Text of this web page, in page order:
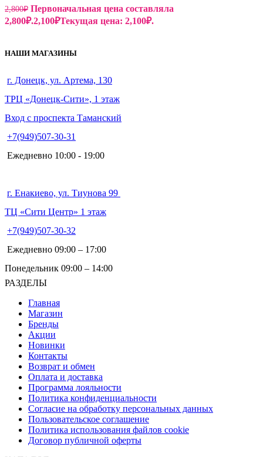
2,800₽ Первоначальная цена составляла
2,800₽.2,100₽Текущая цена: 2,100₽.
НАШИ МАГАЗИНЫ
г. Донецк, ул. Артема, 130
ТРЦ «Донецк-Сити», 1 этаж
Вход с проспекта Таманский
+7(949)507-30-31
Ежедневно 10:00 - 19:00
г. Енакиево, ул. Тиунова 99
ТЦ «Сити Центр» 1 этаж
+7(949)507-30-32
Ежедневно 09:00 – 17:00
Понедельник 09:00 – 14:00
РАЗДЕЛЫ
Главная
Магазин
Бренды
Акции
Новинки
Контакты
Возврат и обмен
Оплата и доставка
Программа лояльности
Политика конфиденциальности
Согласие на обработку персональных данных
Пользовательское соглашение
Политика использования файлов cookie
Договор публичной оферты